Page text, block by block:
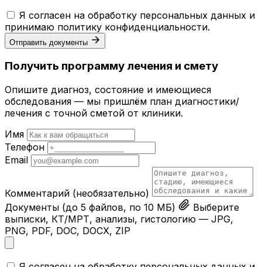
Я согласен на обработку персональных данных и
принимаю политику конфиденциальности.
Отправить документы
Получить программу лечения и смету
Опишите диагноз, состояние и имеющиеся
обследования — мы пришлём план диагностики/
лечения с точной сметой от клиники.
Имя
Телефон
Email
Комментарий (необязательно)
Документы (до 5 файлов, по 10 МБ)
Выберите
выписки, КТ/МРТ, анализы, гистологию — JPG,
PNG, PDF, DOC, DOCX, ZIP